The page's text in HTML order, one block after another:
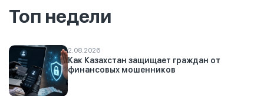
Топ недели
2.08.2026
Как Казахстан защищает граждан от
финансовых мошенников